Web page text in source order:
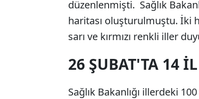
düzenlenmişti. Sağlık
haritası oluşturulmuştu. İki
sarı ve kırmızı renkli iller
26 ŞUBAT'TA 14
Sağlık Bakanlığı illerdeki